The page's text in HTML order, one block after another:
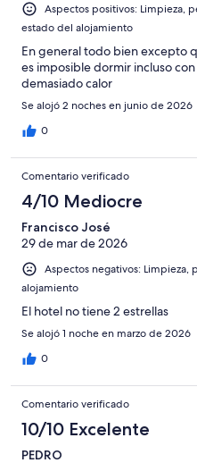
Aspectos positivos: Limpieza,
estado del alojamiento
En general todo bien excepto
es imposible dormir incluso
demasiado calor
Se alojó 2 noches en junio de 2026
0
Comentario verificado
4/10 Mediocre
Francisco José
29 de mar de 2026
Aspectos negativos: Limpieza,
alojamiento
El hotel no tiene 2 estrellas
Se alojó 1 noche en marzo de 2026
0
Comentario verificado
10/10 Excelente
PEDRO